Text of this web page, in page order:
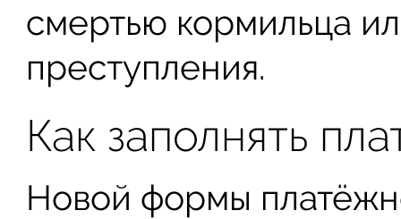
смертью кормильца
преступления.
Как заполнять
Новой формы